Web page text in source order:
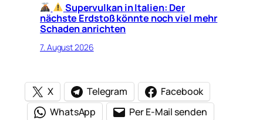
Supervulkan in Italien: Der
nächste Erdstoß könnte noch viel mehr
Schaden anrichten
7. August 2026
X Telegram
Facebook
WhatsApp
Per E-Mail senden